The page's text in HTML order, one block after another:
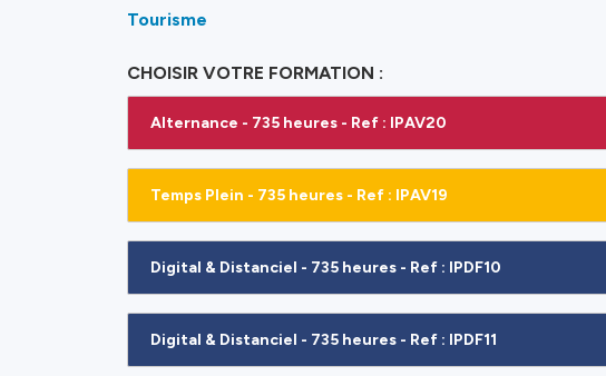
Tourisme
CHOISIR VOTRE FORMATION :
Alternance - 735 heures - Ref : IPAV20
Temps Plein - 735 heures - Ref : IPAV19
Digital & Distanciel - 735 heures - Ref : IPDF10
Digital & Distanciel - 735 heures - Ref : IPDF11